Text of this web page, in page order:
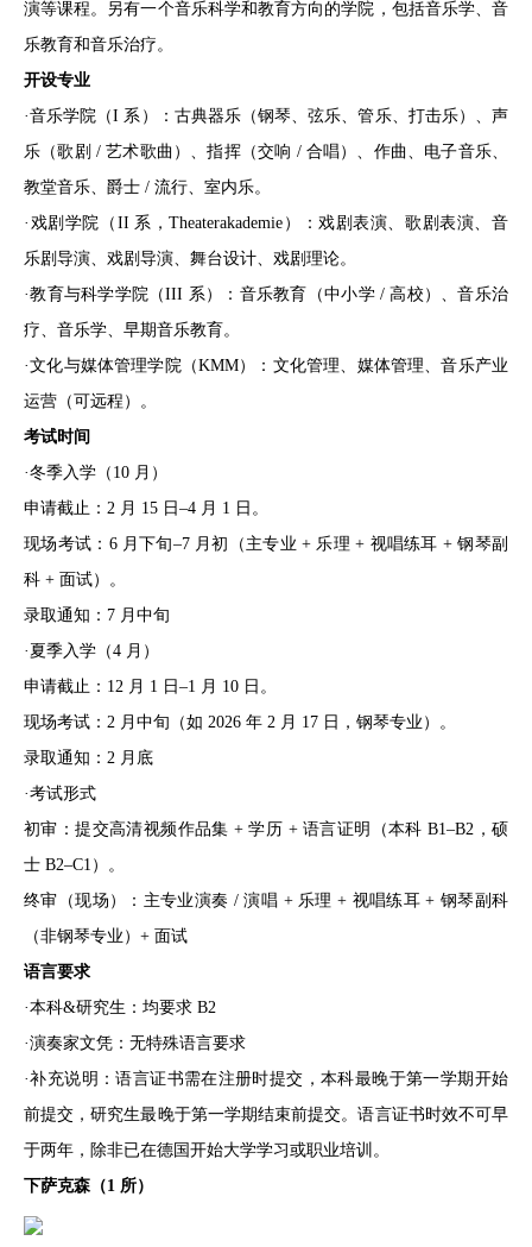
演等课程。另有一个音乐科学和教育方向的学院，包括音乐学、音
乐教育和音乐治疗。
开设专业
·音乐学院（I 系）：古典器乐（钢琴、弦乐、管乐、打击乐）、声
乐（歌剧 / 艺术歌曲）、指挥（交响 / 合唱）、作曲、电子音乐、
教堂音乐、爵士 / 流行、室内乐。
·戏剧学院（II 系，Theaterakademie）：戏剧表演、歌剧表演、音
乐剧导演、戏剧导演、舞台设计、戏剧理论。
·教育与科学学院（III 系）：音乐教育（中小学 / 高校）、音乐治
疗、音乐学、早期音乐教育。
·文化与媒体管理学院（KMM）：文化管理、媒体管理、音乐产业
运营（可远程）。
考试时间
·冬季入学（10 月）
申请截止：2 月 15 日–4 月 1 日。
现场考试：6 月下旬–7 月初（主专业 + 乐理 + 视唱练耳 + 钢琴副
科 + 面试）。
录取通知：7 月中旬
·夏季入学（4 月）
申请截止：12 月 1 日–1 月 10 日。
现场考试：2 月中旬（如 2026 年 2 月 17 日，钢琴专业）。
录取通知：2 月底
·考试形式
初审：提交高清视频作品集 + 学历 + 语言证明（本科 B1–B2，硕
士 B2–C1）。
终审（现场）：主专业演奏 / 演唱 + 乐理 + 视唱练耳 + 钢琴副科
（非钢琴专业）+ 面试
语言要求
·本科&研究生：均要求 B2
·演奏家文凭：无特殊语言要求
·补充说明：语言证书需在注册时提交，本科最晚于第一学期开始
前提交，研究生最晚于第一学期结束前提交。语言证书时效不可早
于两年，除非已在德国开始大学学习或职业培训。
下萨克森（1 所）